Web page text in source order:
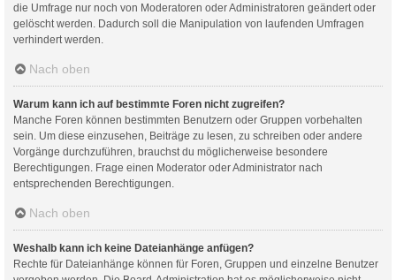
die Umfrage nur noch von Moderatoren oder Administratoren geändert oder
gelöscht werden. Dadurch soll die Manipulation von laufenden Umfragen
verhindert werden.
Nach oben
Warum kann ich auf bestimmte Foren nicht zugreifen?
Manche Foren können bestimmten Benutzern oder Gruppen vorbehalten
sein. Um diese einzusehen, Beiträge zu lesen, zu schreiben oder andere
Vorgänge durchzuführen, brauchst du möglicherweise besondere
Berechtigungen. Frage einen Moderator oder Administrator nach
entsprechenden Berechtigungen.
Nach oben
Weshalb kann ich keine Dateianhänge anfügen?
Rechte für Dateianhänge können für Foren, Gruppen und einzelne Benutzer